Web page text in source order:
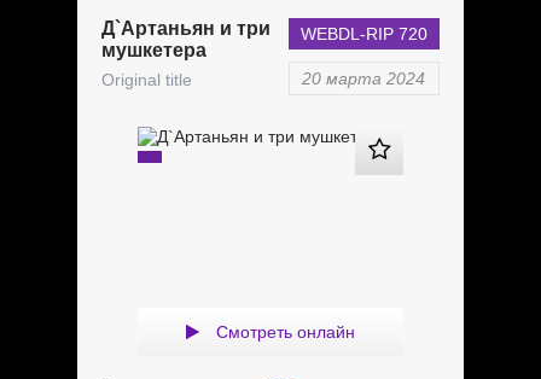
Д`Артаньян и три
мушкетера
Original title
WEBDL-RIP 720
20 марта 2024
Смотреть онлайн